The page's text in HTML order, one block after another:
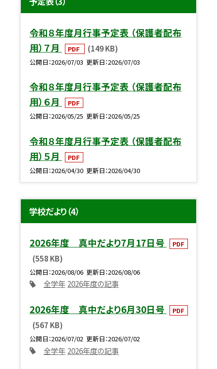
令和８年度月行事予定表 （保護者配布
用）７月
PDF (149 KB)
公開日 2026/07/03 更新日 2026/07/03
令和８年度月行事予定表 （保護者配布
用）６月
PDF
公開日 2026/05/25 更新日 2026/05/25
令和８年度月行事予定表 （保護者配布
用）５月
PDF
公開日 2026/04/30 更新日 2026/04/30
学校だより（4）
2026年度 真中だより7月17日号 PDF
(558 KB)
公開日 2026/08/06 更新日 2026/08/06
全学年 2026年度の記事
2026年度 真中だより6月30日号 PDF
(567 KB)
公開日 2026/07/02 更新日 2026/07/02
全学年 2026年度の記事